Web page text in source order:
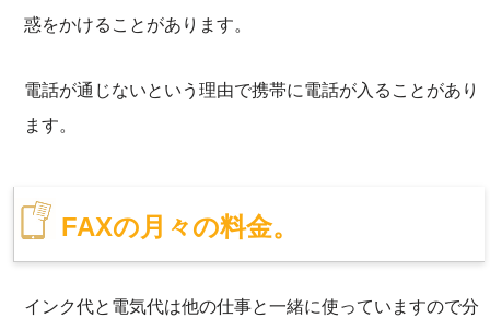
惑をかけることがあります。
電話が通じないという理由で携帯に電話が入ることがあり
ます。
FAXの月々の料金。
インク代と電気代は他の仕事と一緒に使っていますので分